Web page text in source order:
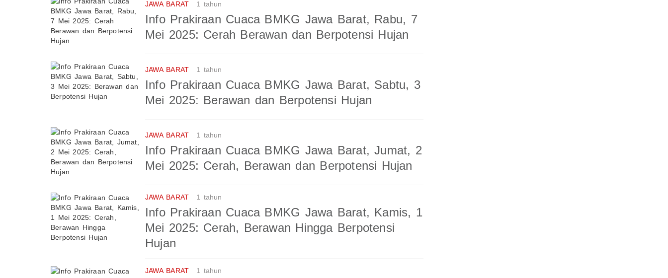
JAWA BARAT 1 tahun
Info Prakiraan Cuaca BMKG Jawa Barat, Rabu, 7
Mei 2025: Cerah Berawan dan Berpotensi Hujan
JAWA BARAT 1 tahun
Info Prakiraan Cuaca BMKG Jawa Barat, Sabtu, 3
Mei 2025: Berawan dan Berpotensi Hujan
JAWA BARAT 1 tahun
Info Prakiraan Cuaca BMKG Jawa Barat, Jumat, 2
Mei 2025: Cerah, Berawan dan Berpotensi Hujan
JAWA BARAT 1 tahun
Info Prakiraan Cuaca BMKG Jawa Barat, Kamis, 1
Mei 2025: Cerah, Berawan Hingga Berpotensi
Hujan
JAWA BARAT 1 tahun